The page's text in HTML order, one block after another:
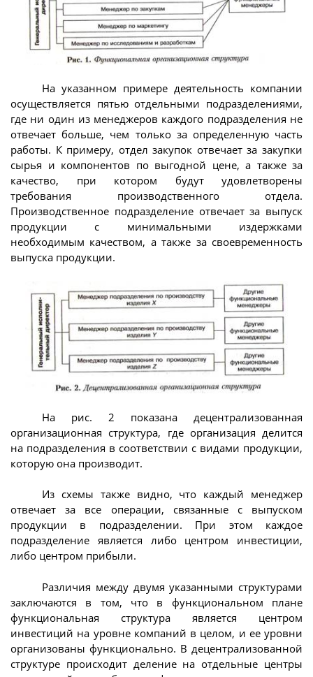
На указанном примере деятельность компании
осуществляется пятью отдельными подразделениями,
где ни один из менеджеров каждого подразделения не
отвечает больше, чем только за определенную часть
работы. К примеру, отдел закупок отвечает за закупки
сырья и компонентов по выгодной цене, а также за
качество, при котором будут удовлетворены
требования производственного отдела.
Производственное подразделение отвечает за выпуск
продукции с минимальными издержками
необходимым качеством, а также за своевременность
выпуска продукции.
На рис. 2 показана децентрализованная
организационная структура, где организация делится
на подразделения в соответствии с видами продукции,
которую она производит.
Из схемы также видно, что каждый менеджер
отвечает за все операции, связанные с выпуском
продукции в подразделении. При этом каждое
подразделение является либо центром инвестиции,
либо центром прибыли.
Различия между двумя указанными структурами
заключаются в том, что в функциональном плане
функциональная структура является центром
инвестиций на уровне компаний в целом, и ее уровни
организованы функционально. В децентрализованной
структуре происходит деление на отдельные центры